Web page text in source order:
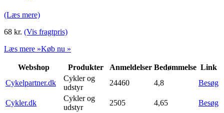
(Læs mere)
68 kr. (Vis fragtpris)
Læs mere »Køb nu »
Webshop Produkter Anmeldelser Bedømmelse Link
Cykelpartner.dk
Cykler og
udstyr
24460 4,8 Besøg
Cykler.dk
Cykler og
udstyr
2505 4,65 Besøg